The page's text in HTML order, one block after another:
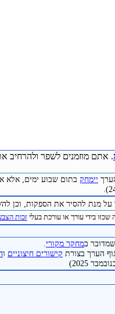
. אתם מוזמנים לשפר ולהרחיב
יימחק בתום שבוע ימים, אלא
מנת להסיר את הספקות, וכן
בידי עורך או עורכת בעלי זכות
במחקר מקורי.
הערך בצורת קישורים חיצוניים ו